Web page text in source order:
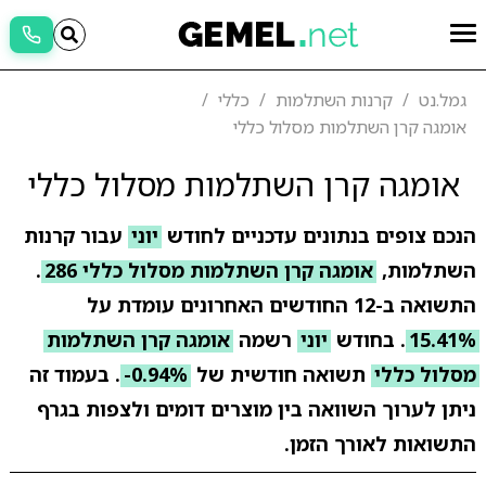
גמל.נט קרנות השתלמות
כללי
אומגה קרן השתלמות מסלול כללי
אומגה קרן השתלמות מסלול כללי
הנכם צופים בנתונים עדכניים לחודש יוני עבור קרנות
השתלמות, אומגה קרן השתלמות מסלול כללי 286
.
התשואה ב-12 החודשים האחרונים עומדת על
15.41% . בחודש יוני רשמה אומגה קרן השתלמות
מסלול כללי תשואה חודשית של -0.94% . בעמוד זה
ניתן לערוך השוואה בין מוצרים דומים ולצפות בגרף
התשואות לאורך הזמן.